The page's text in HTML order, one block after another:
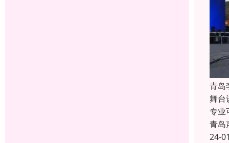
青岛
舞台
专业
青岛
24-